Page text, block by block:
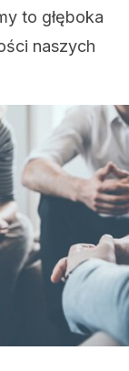
to głęboka
naszych